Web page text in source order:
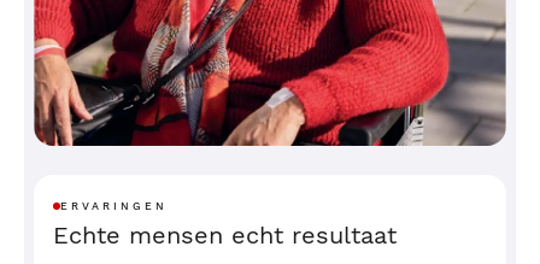
ERVARINGEN
Echte mensen echt resultaat